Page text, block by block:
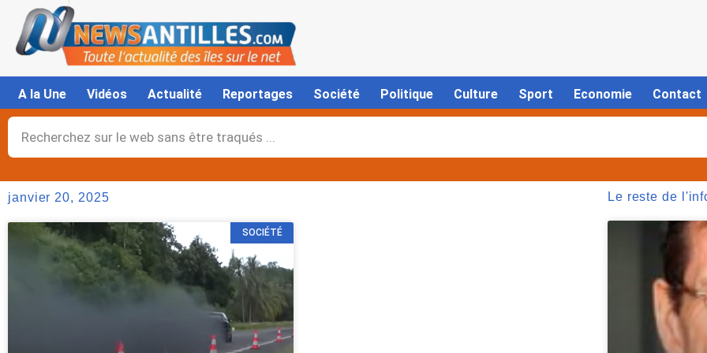
contenu
A la Une Vidéos Actualité Reportages Société Politique Culture Sport Economie Contact
Rechercher
janvier 20, 2025
SOCIÉTÉ
Le reste de